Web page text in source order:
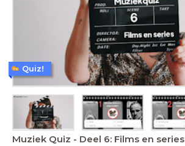
Muziek Quiz - Deel 6: Films en series
Quiz!